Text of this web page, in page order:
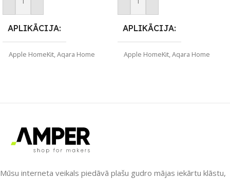
Pievienot Grozam
APLIKĀCIJA
Apple HomeKit,Aqara Home
Matter , Wi-Fi
PIEEJAMS UZREIZ
Pievienot Grozam
APLIKĀCIJA
Apple HomeKit,Aqara Home
PIEEJAMS UZREIZ
Mūsu interneta veikals piedāvā plašu gudro mājas iekārtu klāstu,